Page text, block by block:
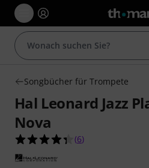
Songbücher für Trompete
Hal Leonard Jazz
Nova
4.3 von 5 Sternen
(6)